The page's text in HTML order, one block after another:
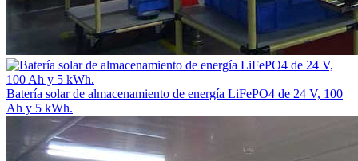
Batería solar de almacenamiento de energía LiFePO4 de 24 V, 100
Ah y 5 kWh.